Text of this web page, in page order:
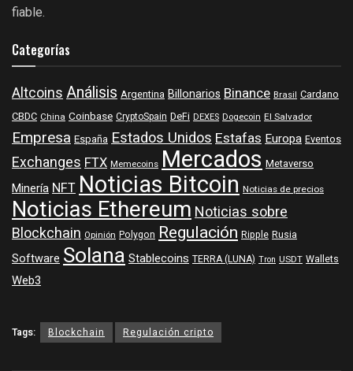
fiable.
Categorías
Altcoins Análisis Argentina Billonarios Binance Brasil Cardano
CBDC China Coinbase CryptoSpain DeFi DEXES Dogecoin El Salvador
Empresa España Estados Unidos Estafas Europa Eventos
Exchanges FTX Memecoins Mercados Metaverso
MineríaNFTNoticias Bitcoin Noticias de precios
Noticias EthereumNoticias sobre
Blockchain Opinión Polygon Regulación Ripple Rusia
Software SolanaStablecoins TERRA (LUNA) Tron USDT Wallets
Web3
Tags: Blockchain Regulación cripto